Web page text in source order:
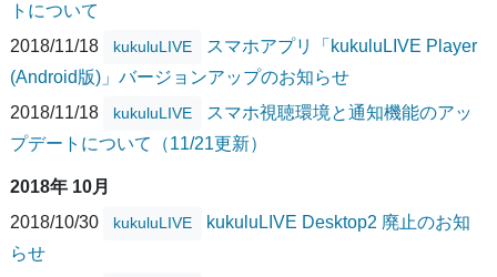
トについて
2018/11/18
kukuluLIVE
スマホアプリ「kukuluLIVE Player
(Android版)」バージョンアップのお知らせ
2018/11/18
kukuluLIVE
スマホ視聴環境と通知機能のアッ
プデートについて（11/21更新）
2018年 10月
2018/10/30
kukuluLIVE
kukuluLIVE Desktop2 廃止のお知
らせ